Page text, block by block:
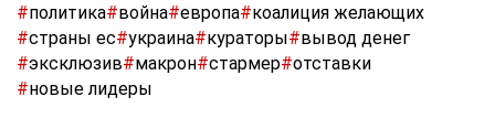
#политика#война#европа#коалиция желающих
#страны ес#украина#кураторы#вывод денег
#эксклюзив#макрон#стармер#отставки
#новые лидеры